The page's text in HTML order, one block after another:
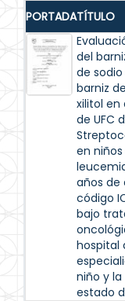
PORTADATÍTULO
del
de sodio
barniz
xilitol en
de UFC
en
años de
código
bajo
hospital
niño y
estado